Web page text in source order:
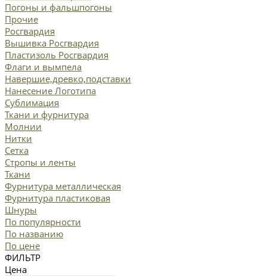
Погоны и фальшпогоны
Прочие
Росгвардия
Вышивка Росгвардия
Пластизоль Росгвардия
Флаги и вымпела
Навершие,древко,подставки
Нанесение Логотипа
Сублимация
Ткани и фурнитура
Молнии
Нитки
Сетка
Стропы и ленты
Ткани
Фурнитура металлическая
Фурнитура пластиковая
Шнуры
По популярности
По названию
По цене
ФИЛЬТР
Цена